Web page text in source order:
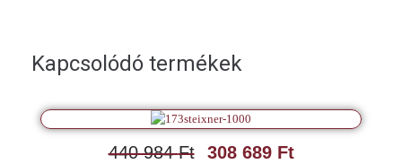
Kapcsolódó termékek
440 984Ft 308 689 Ft